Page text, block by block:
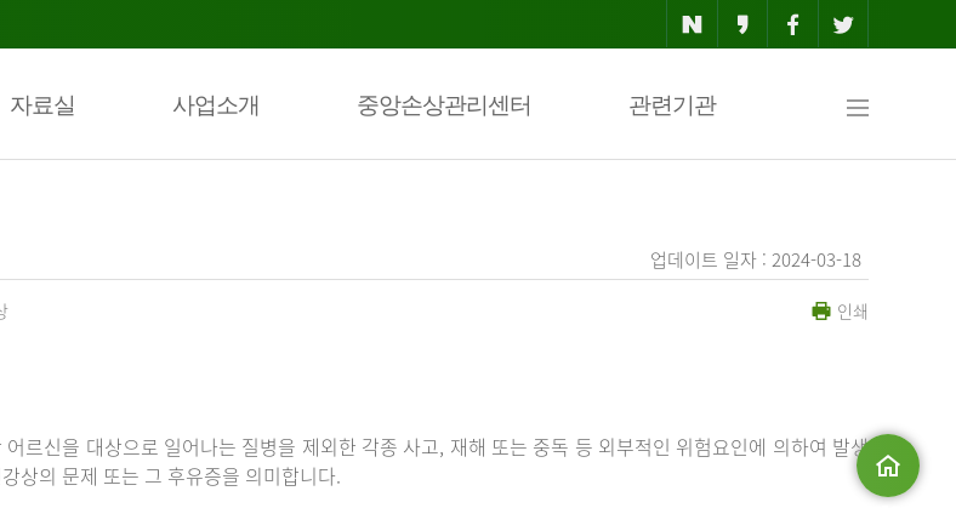
자료실 사업소개 중앙손상관리센터 관련기관
맵
업데이트 일자 : 2024-03-18
인쇄
르신을 대상으로 일어나는 질병을 제외한 각종 사고, 재해 또는 중독 등 외부적인 위험요인에 의하여 발생
상의 문제 또는 그 후유증을 의미합니다.